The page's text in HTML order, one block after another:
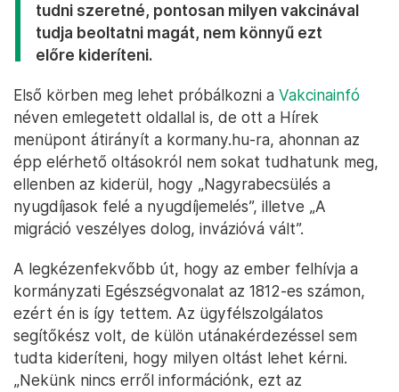
tudni szeretné, pontosan milyen vakcinával
tudja beoltatni magát, nem könnyű ezt
előre kideríteni.
Első körben meg lehet próbálkozni a Vakcinainfó
néven emlegetett oldallal is, de ott a Hírek
menüpont átirányít a kormany.hu-ra, ahonnan az
épp elérhető oltásokról nem sokat tudhatunk meg,
ellenben az kiderül, hogy „Nagyrabecsülés a
nyugdíjasok felé a nyugdíjemelés”, illetve „A
migráció veszélyes dolog, invázióvá vált”.
A legkézenfekvőbb út, hogy az ember felhívja a
kormányzati Egészségvonalat az 1812-es számon,
ezért én is így tettem. Az ügyfélszolgálatos
segítőkész volt, de külön utánakérdezéssel sem
tudta kideríteni, hogy milyen oltást lehet kérni.
„Nekünk nincs erről információnk, ezt az